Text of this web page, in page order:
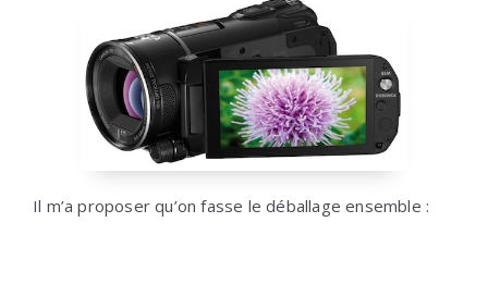
Il m’a proposer qu’on fasse le déballage ensemble :